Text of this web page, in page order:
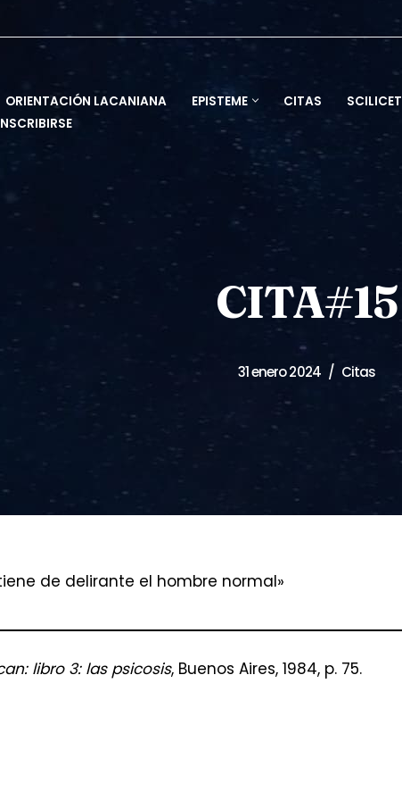
ORIENTACIÓN LACANIANA EPISTEME CITAS SCILICET
CITA#15
31 enero 2024 Citas
de delirante el hombre normal»
libro 3: las psicosis, Buenos Aires, 1984, p. 75.